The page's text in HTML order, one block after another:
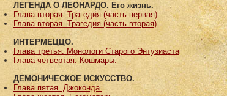
ЛЕГЕНДА О ЛЕОНАРДО. Его жизнь.
Глава вторая. Трагедия (часть первая)
Глава вторая. Трагедия (часть вторая)
ИНТЕРМЕЦЦО.
Глава третья. Монологи Старого Энтузиаста
Глава четвертая. Кошмары.
ДЕМОНИЧЕСКОЕ ИСКУССТВО.
Глава пятая. Джоконда.